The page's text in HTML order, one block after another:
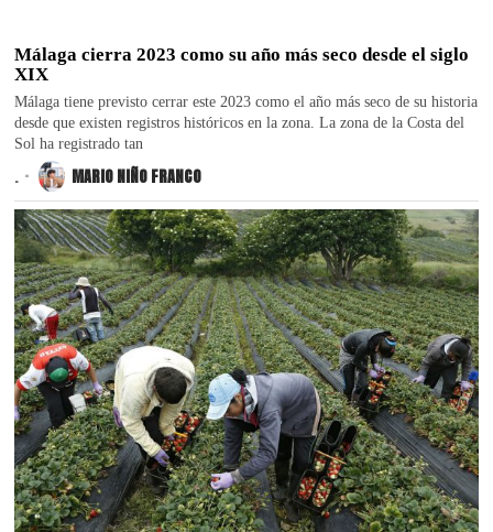
Málaga cierra 2023 como su año más seco desde el siglo
XIX
Málaga tiene previsto cerrar este 2023 como el año más seco de su historia
desde que existen registros históricos en la zona. La zona de la Costa del
Sol ha registrado tan
. MARIO NIÑO FRANCO